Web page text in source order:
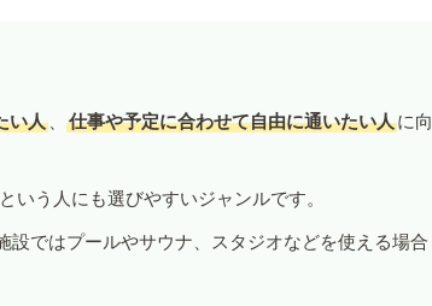
い人 、 仕事や予定に合わせて自由に通いたい人に向
という人にも選びやすいジャンルです。
ではプールやサウナ、スタジオなどを使える場合